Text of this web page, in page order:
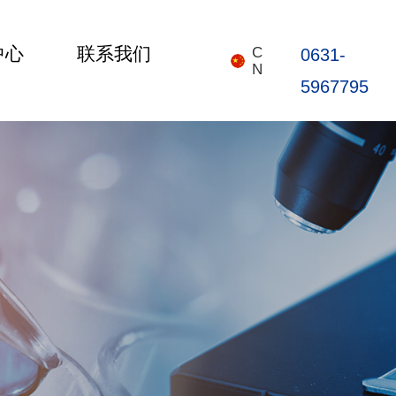
心 联系我们
C
N
0631-
5967795
关于我们
新闻中心
联系我们